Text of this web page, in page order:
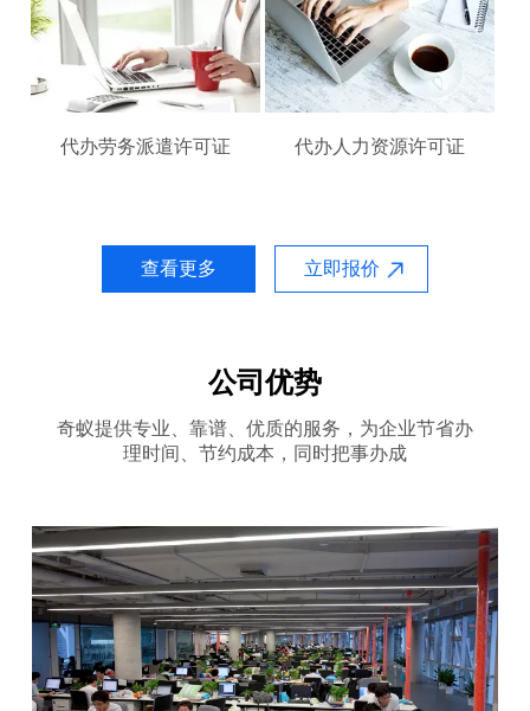
代办劳务派遣许可证 代办人力资源许可证
查看更多 立即报价
公司优势
奇蚁提供专业、靠谱、优质的服务，为企业节省办
理时间、节约成本，同时把事办成